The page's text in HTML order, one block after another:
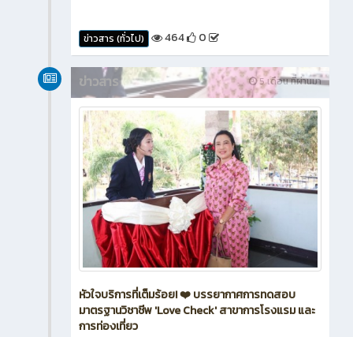
ข่าวสาร (ทั่วไป) 464 0
5 เดือน ที่ผ่านมา
ข่าวสาร
หัวใจบริการที่เต็มร้อย! ❤️ บรรยากาศการทดสอบ
มาตรฐานวิชาชีพ 'Love Check' สาขาการโรงแรม และ
การท่องเที่ยว